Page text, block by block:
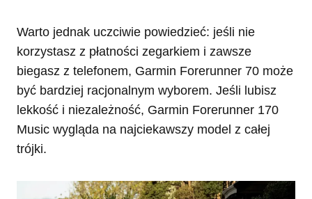
Warto jednak uczciwie powiedzieć: jeśli nie
korzystasz z płatności zegarkiem i zawsze
biegasz z telefonem, Garmin Forerunner 70 może
być bardziej racjonalnym wyborem. Jeśli lubisz
lekkość i niezależność, Garmin Forerunner 170
Music wygląda na najciekawszy model z całej
trójki.